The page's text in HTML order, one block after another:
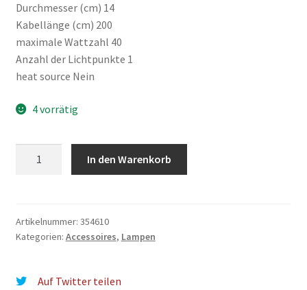
Durchmesser (cm) 14
Kabellänge (cm) 200
maximale Wattzahl 40
Anzahl der Lichtpunkte 1
heat source Nein
4 vorrätig
shiny
silver
In den Warenkorb
Artikelnummer: 354610
Kategorien: Accessoires, Lampen
Auf Twitter teilen